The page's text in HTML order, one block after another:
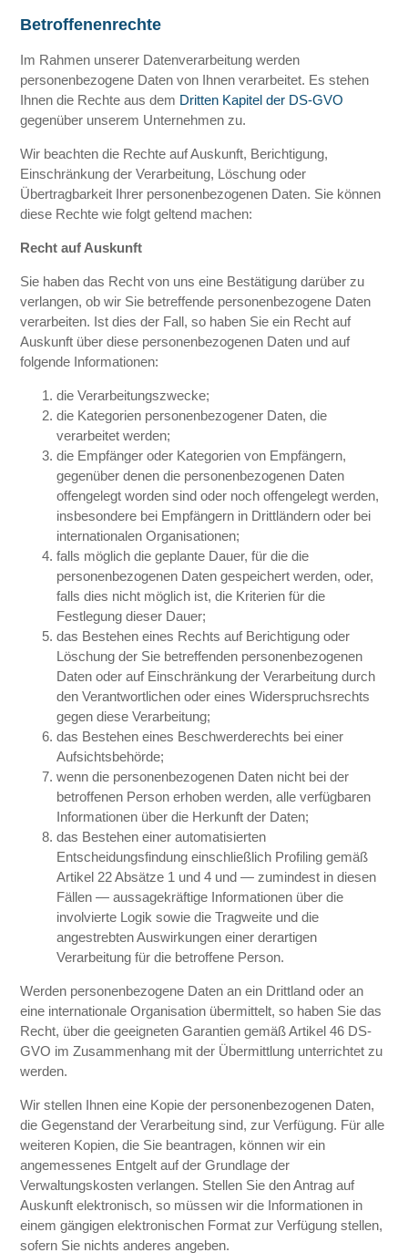
Betroffenenrechte
Im Rahmen unserer Datenverarbeitung werden
personenbezogene Daten von Ihnen verarbeitet. Es stehen
Ihnen die Rechte aus dem Dritten Kapitel der DS-GVO
gegenüber unserem Unternehmen zu.
Wir beachten die Rechte auf Auskunft, Berichtigung,
Einschränkung der Verarbeitung, Löschung oder
Übertragbarkeit Ihrer personenbezogenen Daten. Sie können
diese Rechte wie folgt geltend machen:
Recht auf Auskunft
Sie haben das Recht von uns eine Bestätigung darüber zu
verlangen, ob wir Sie betreffende personenbezogene Daten
verarbeiten. Ist dies der Fall, so haben Sie ein Recht auf
Auskunft über diese personenbezogenen Daten und auf
folgende Informationen:
die Verarbeitungszwecke;
die Kategorien personenbezogener Daten, die
verarbeitet werden;
die Empfänger oder Kategorien von Empfängern,
gegenüber denen die personenbezogenen Daten
offengelegt worden sind oder noch offengelegt werden,
insbesondere bei Empfängern in Drittländern oder bei
internationalen Organisationen;
falls möglich die geplante Dauer, für die die
personenbezogenen Daten gespeichert werden, oder,
falls dies nicht möglich ist, die Kriterien für die
Festlegung dieser Dauer;
das Bestehen eines Rechts auf Berichtigung oder
Löschung der Sie betreffenden personenbezogenen
Daten oder auf Einschränkung der Verarbeitung durch
den Verantwortlichen oder eines Widerspruchsrechts
gegen diese Verarbeitung;
das Bestehen eines Beschwerderechts bei einer
Aufsichtsbehörde;
wenn die personenbezogenen Daten nicht bei der
betroffenen Person erhoben werden, alle verfügbaren
Informationen über die Herkunft der Daten;
das Bestehen einer automatisierten
Entscheidungsfindung einschließlich Profiling gemäß
Artikel 22 Absätze 1 und 4 und — zumindest in diesen
Fällen — aussagekräftige Informationen über die
involvierte Logik sowie die Tragweite und die
angestrebten Auswirkungen einer derartigen
Verarbeitung für die betroffene Person.
Werden personenbezogene Daten an ein Drittland oder an
eine internationale Organisation übermittelt, so haben Sie das
Recht, über die geeigneten Garantien gemäß Artikel 46 DS-
GVO im Zusammenhang mit der Übermittlung unterrichtet zu
werden.
Wir stellen Ihnen eine Kopie der personenbezogenen Daten,
die Gegenstand der Verarbeitung sind, zur Verfügung. Für alle
weiteren Kopien, die Sie beantragen, können wir ein
angemessenes Entgelt auf der Grundlage der
Verwaltungskosten verlangen. Stellen Sie den Antrag auf
Auskunft elektronisch, so müssen wir die Informationen in
einem gängigen elektronischen Format zur Verfügung stellen,
sofern Sie nichts anderes angeben.